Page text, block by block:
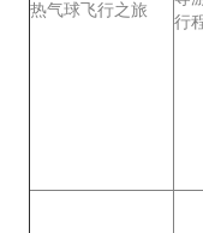
热气球飞行之旅
行